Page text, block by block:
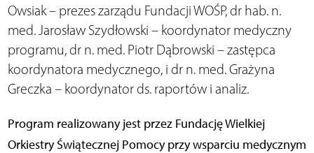
Owsiak – prezes zarządu Fundacji WOŚP, dr hab. n.
med. Jarosław Szydłowski – koordynator medyczny
programu, dr n. med. Piotr Dąbrowski – zastępca
koordynatora medycznego, i dr n. med. Grażyna
Greczka – koordynator ds. raportów i analiz.
Program realizowany jest przez Fundację Wielkiej
Orkiestry Świątecznej Pomocy przy wsparciu medycznym